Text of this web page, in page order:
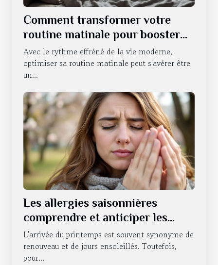
Comment transformer votre
routine matinale pour booster
votre énergie
Avec le rythme effréné de la vie moderne,
optimiser sa routine matinale peut s'avérer être
un...
Les allergies saisonnières
comprendre et anticiper les
symptômes pour un confort au
quotidien
L'arrivée du printemps est souvent synonyme de
renouveau et de jours ensoleillés. Toutefois,
pour...